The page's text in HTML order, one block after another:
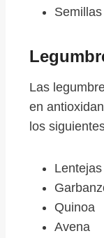
Las
en
los
Lentejas
Quinoa
Avena